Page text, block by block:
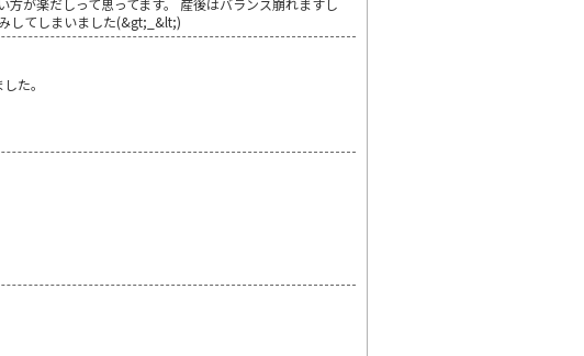
してしまいました(&gt;_&lt;)
た。